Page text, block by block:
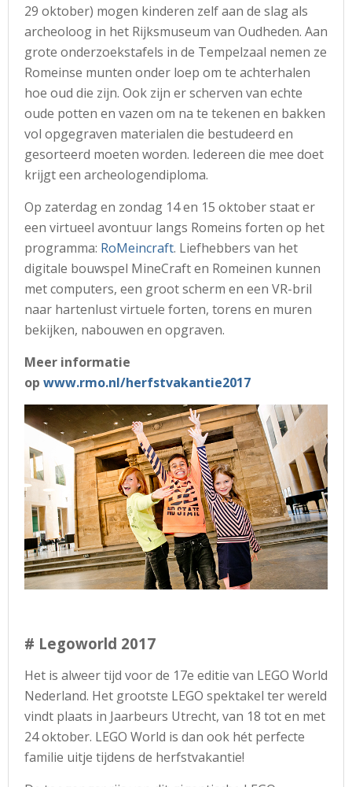
29 oktober) mogen kinderen zelf aan de slag als
archeoloog in het Rijksmuseum van Oudheden. Aan
grote onderzoekstafels in de Tempelzaal nemen ze
Romeinse munten onder loep om te achterhalen
hoe oud die zijn. Ook zijn er scherven van echte
oude potten en vazen om na te tekenen en bakken
vol opgegraven materialen die bestudeerd en
gesorteerd moeten worden. Iedereen die mee doet
krijgt een archeologendiploma.
Op zaterdag en zondag 14 en 15 oktober staat er
een virtueel avontuur langs Romeins forten op het
programma: RoMeincraft. Liefhebbers van het
digitale bouwspel MineCraft en Romeinen kunnen
met computers, een groot scherm en een VR-bril
naar hartenlust virtuele forten, torens en muren
bekijken, nabouwen en opgraven.
Meer informatie
op www.rmo.nl/herfstvakantie2017
# Legoworld 2017
Het is alweer tijd voor de 17e editie van LEGO World
Nederland. Het grootste LEGO spektakel ter wereld
vindt plaats in Jaarbeurs Utrecht, van 18 tot en met
24 oktober. LEGO World is dan ook hét perfecte
familie uitje tijdens de herfstvakantie!